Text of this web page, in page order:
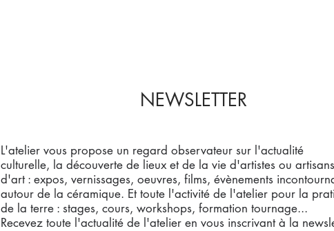
NEWSLETTER
L'atelier vous propose un regard observateur sur l'actualité
culturelle, la découverte de lieux et de la vie d'artistes ou artisans
d'art : expos, vernissages, oeuvres, films, évènements
autour de la céramique. Et toute l'activité de l'atelier pour la
de la terre : stages, cours, workshops, formation tournage...
Recevez toute l'actualité de l'atelier en vous inscrivant à la